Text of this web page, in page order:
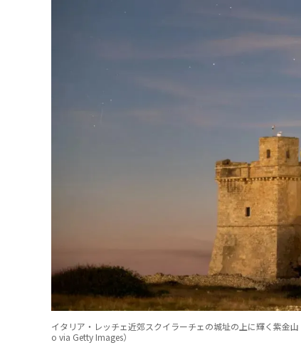
イタリア・レッチェ近郊スクイラーチェの城址の上に輝く紫
o via Getty Images）